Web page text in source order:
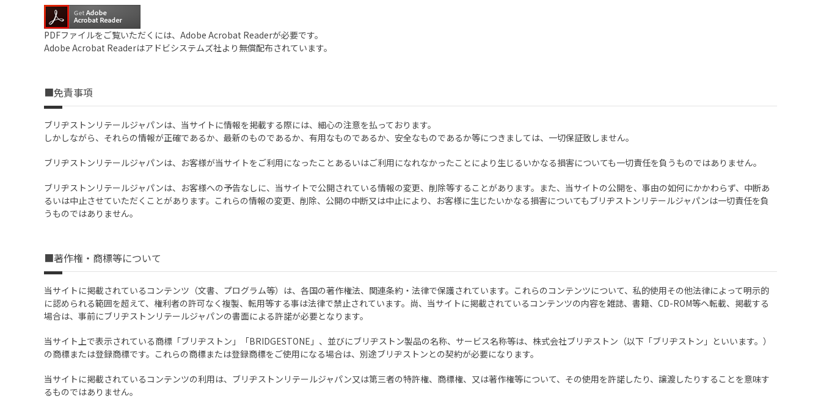
PDFファイルをご覧いただくには、Adobe Acrobat Readerが必要です。
Adobe Acrobat Readerはアドビシステムズ社より無償配布されています。
■免責事項
ブリヂストンリテールジャパンは、当サイトに情報を掲載する際には、細心の注意を払っております。
しかしながら、それらの情報が正確であるか、最新のものであるか、有用なものであるか、安全なものであるか等につきましては、一切保証致しません。
ブリヂストンリテールジャパンは、お客様が当サイトをご利用になったことあるいはご利用になれなかったことにより生じるいかなる損害についても一切責任を負うものではありません。
ブリヂストンリテールジャパンは、お客様への予告なしに、当サイトで公開されている情報の変更、削除等することがあります。また、当サイトの公開を、事由の如何にかかわらず、中断あ
るいは中止させていただくことがあります。これらの情報の変更、削除、公開の中断又は中止により、お客様に生じたいかなる損害についてもブリヂストンリテールジャパンは一切責任を負
うものではありません。
■著作権・商標等について
当サイトに掲載されているコンテンツ（文書、プログラム等）は、各国の著作権法、関連条約・法律で保護されています。これらのコンテンツについて、私的使用その他法律によって明示的
に認められる範囲を超えて、権利者の許可なく複製、転用等する事は法律で禁止されています。尚、当サイトに掲載されているコンテンツの内容を雑誌、書籍、CD-ROM等へ転載、掲載する
場合は、事前にブリヂストンリテールジャパンの書面による許諾が必要となります。
当サイト上で表示されている商標「ブリヂストン」「BRIDGESTONE」、並びにブリヂストン製品の名称、サービス名称等は、株式会社ブリヂストン（以下「ブリヂストン」といいます。）
の商標または登録商標です。これらの商標または登録商標をご使用になる場合は、別途ブリヂストンとの契約が必要になります。
当サイトに掲載されているコンテンツの利用は、ブリヂストンリテールジャパン又は第三者の特許権、商標権、又は著作権等について、その使用を許諾したり、譲渡したりすることを意味す
るものではありません。